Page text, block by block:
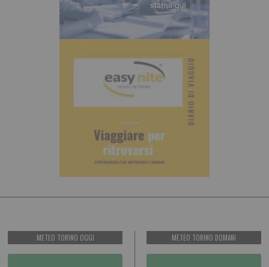
METEO TORINO OGGI METEO TORINO DOMANI